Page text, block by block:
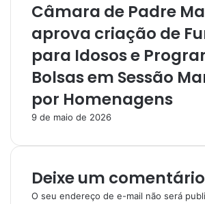
Câmara de Padre
aprova criação de
para Idosos e
Bolsas em Sessão
por Homenagens
9 de maio de 2026
Deixe um comentário
O seu endereço de e-mail não será